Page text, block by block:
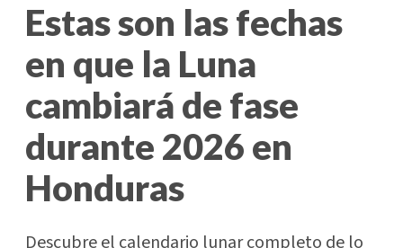
Estas son las fechas
en que la Luna
cambiará de fase
durante 2026 en
Honduras
Descubre el calendario lunar completo de lo